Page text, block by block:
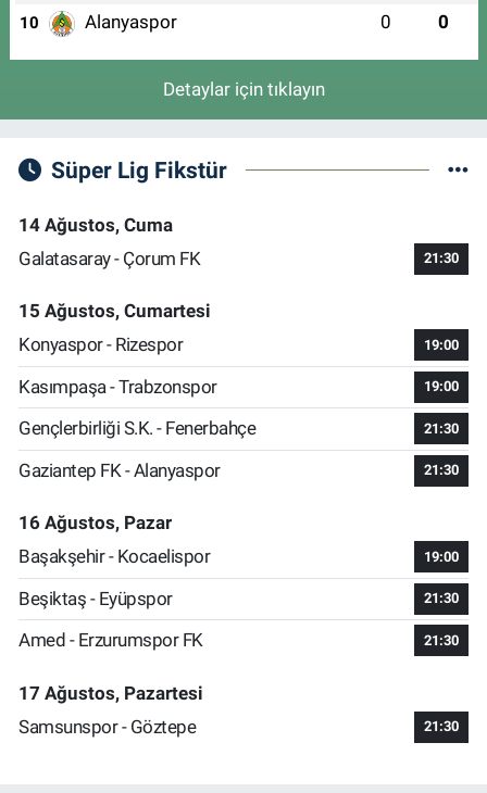
10 Alanyaspor 0 0
Detaylar için tıklayın
Süper Lig Fikstür
14 Ağustos, Cuma
Galatasaray - Çorum FK
21:30
15 Ağustos, Cumartesi
Konyaspor - Rizespor
19:00
Kasımpaşa - Trabzonspor 19:00
Gençlerbirliği S.K. - Fenerbahçe 21:30
Gaziantep FK - Alanyaspor 21:30
16 Ağustos, Pazar
Başakşehir - Kocaelispor
19:00
Beşiktaş - Eyüpspor 21:30
Amed - Erzurumspor FK 21:30
17 Ağustos, Pazartesi
Samsunspor - Göztepe
21:30